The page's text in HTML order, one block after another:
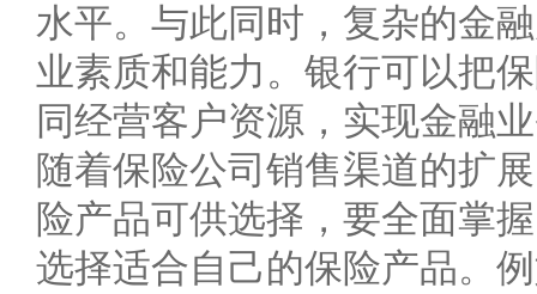
水平。与此同时，复杂的金
业素质和能力。银行可以把
同经营客户资源，实现金融
随着保险公司销售渠道的扩
险产品可供选择，要全面掌
选择适合自己的保险产品。